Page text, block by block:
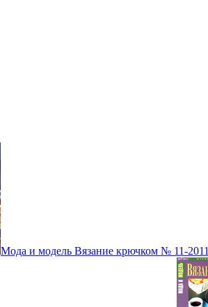
Мода и модель Вязание крючком № 11-2011